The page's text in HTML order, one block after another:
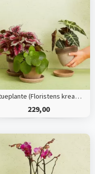
Stueplante (Floristens kreative valg) inkl. potte
229,00